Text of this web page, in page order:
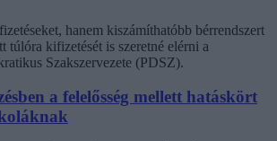
hanem kiszámíthatóbb bérrendszert
túlóra kifizetését is szeretné elérni a
Szakszervezete (PDSZ).
a felelősség mellett hatáskört